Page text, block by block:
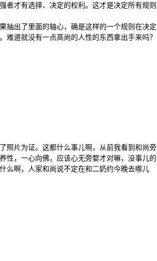
者才有选择、决定的权利。这才是决定所有规则
抽出了里面的轴心，确是这样的一个规则在决定
道就没有一点高尚的人性的东西拿出手来吗？
照片为证。这都什么事儿啊，从前我看到和尚旁
性，一心向佛，应该心无旁婺才对嘛，没事儿的
么啊，人家和尚说不定在和二奶约今晚去哪儿